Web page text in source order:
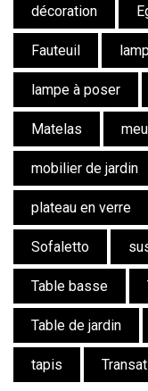
décoration
Fauteuil
lampe à poser
Matelas
mobilier de jardin
plateau en verre
Sofaletto
Table basse
Table de jardin
tapis Transat